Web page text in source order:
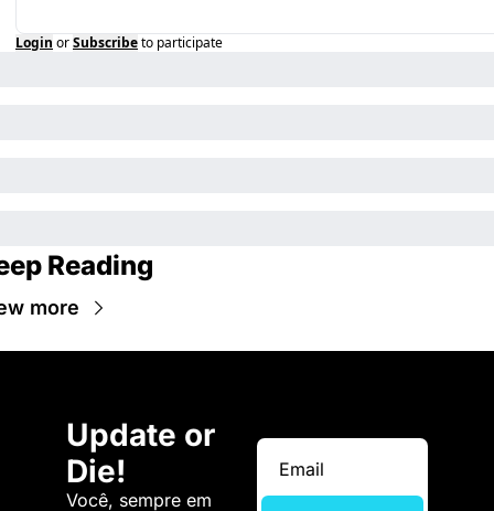
Login orSubscribeto participate
Reading
more
Update or
Die!
Você, sempre em